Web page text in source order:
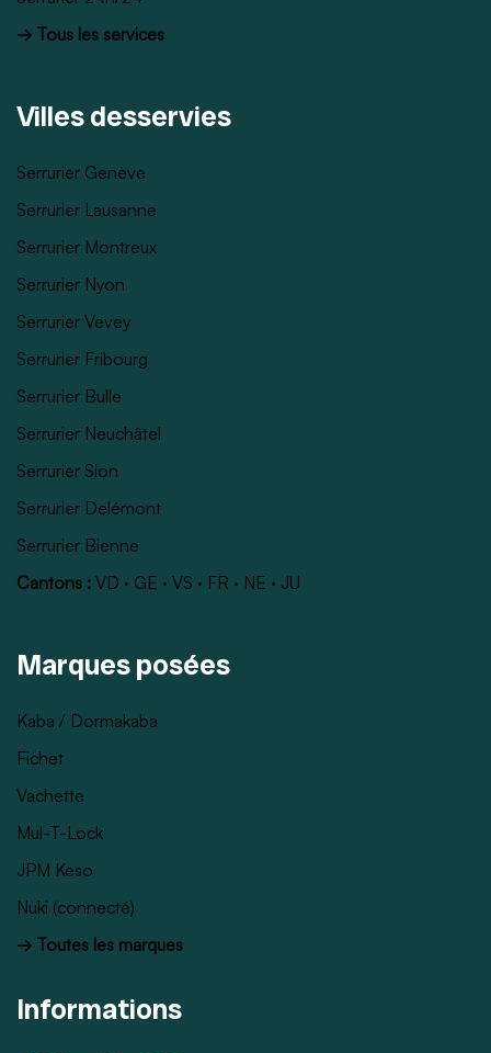
→ Tous les services
Villes desservies
Serrurier Genève
Serrurier Lausanne
Serrurier Montreux
Serrurier Nyon
Serrurier Vevey
Serrurier Fribourg
Serrurier Bulle
Serrurier Neuchâtel
Serrurier Sion
Serrurier Delémont
Serrurier Bienne
Cantons : VD · GE · VS · FR · NE · JU
Marques posées
Kaba / Dormakaba
Fichet
Vachette
Mul-T-Lock
JPM Keso
Nuki (connecté)
→ Toutes les marques
Informations